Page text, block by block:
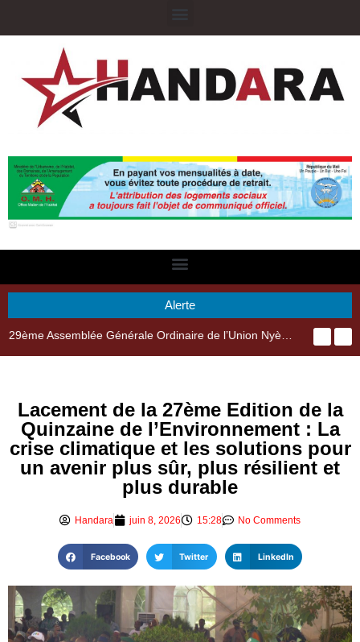
Alerte
29ème Assemblée Générale Ordinaire de l’Union Nyèsigiso : L’encours total des dépôts des membres passé de 18 milliards en 2024 à 21 milliards en 2025
Lacement de la 27ème Edition de la
Quinzaine de l’Environnement : La
crise climatique et les solutions pour
un avenir plus sûr, plus résilient et
plus durable
Handara juin 8, 2026 15:28 No Comments
Facebook Twitter LinkedIn